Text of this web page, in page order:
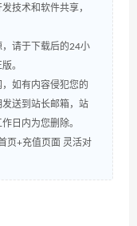
技术和软件共享，
请于下载后的24小
。
如有内容侵犯您的
送到站长邮箱，站
日内为您删除。
页+充值页面 灵活对